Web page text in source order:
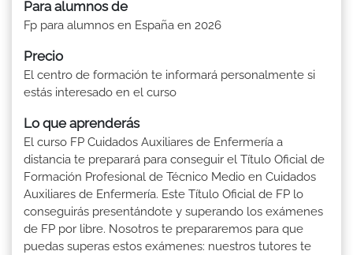
Para alumnos de
Fp para alumnos en España en 2026
Precio
El centro de formación te informará personalmente si
estás interesado en el curso
Lo que aprenderás
El curso FP Cuidados Auxiliares de Enfermería a
distancia te preparará para conseguir el Título Oficial de
Formación Profesional de Técnico Medio en Cuidados
Auxiliares de Enfermería. Este Título Oficial de FP lo
conseguirás presentándote y superando los exámenes
de FP por libre. Nosotros te prepararemos para que
puedas superas estos exámenes: nuestros tutores te